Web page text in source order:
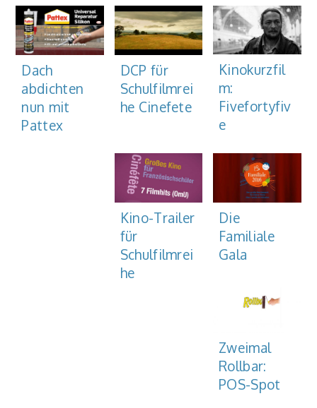
Dach
abdichten
nun mit
Pattex
DCP für
Schulfilmrei
he Cinefete
Kinokurzfil
m:
Fivefortyfiv
e
Kino-Trailer
für
Schulfilmrei
he
Die
Familiale
Gala
Zweimal
Rollbar:
POS-Spot